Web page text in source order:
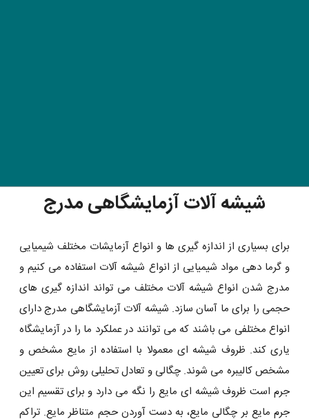
شیشه آلات آزمایشگاهی مدرج
برای بسیاری از اندازه گیری ها و انواع آزمایشات مختلف شیمیایی
و گرما دهی مواد شیمیایی از انواع شیشه آلات استفاده می کنیم و
مدرج شدن انواع شیشه آلات مختلف می تواند اندازه گیری های
حجمی را برای ما آسان سازد. شیشه آلات آزمایشگاهی مدرج دارای
انواع مختلفی می باشند که می توانند در عملکرد ما را در آزمایشگاه
یاری کند. ظروف شیشه ای معمولا با استفاده از مایع مشخص و
مشخص کالیبره می شوند. چگالی و تعادل تحلیلی روش برای تعیین
جرم است ظروف شیشه ای مایع را نگه می دارد و برای تقسیم این
جرم مایع بر چگالی مایع، به دست آوردن حجم متناظر مایع. تراکم